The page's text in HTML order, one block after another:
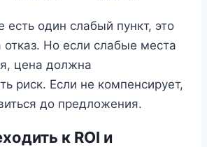
есть один слабый пункт, это
Но если слабые места
цена должна
риск. Если не компенсирует,
до предложения.
к ROI и